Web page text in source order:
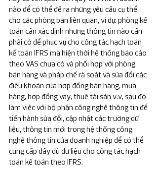
nào để có thể đề ra những yêu cầu cụ thể
cho các phòng ban liên quan, ví dụ: phòng kế
toán cần xác định những thông tin nào cần
phải có để phục vụ cho công tác hạch toán
kế toán IFRS mà hiện thời hệ thống báo cáo
theo VAS chưa có và phối hợp với phòng
bán hàng và pháp chế rà soát và sửa đổi các
điều khoản của hợp đồng bán hàng, mua
hàng, hợp đồng vay, thuê tài sản v.v, sau đó
làm việc với bộ phận công nghệ thông tin để
tiến hành sửa đổi, cập nhật các trường dữ
liệu, thông tin mới trong hệ thống công
nghệ thông tin của doanh nghiệp để có thể
cung cấp đầy đủ dữ liệu cho công tác hạch
toán kế toán theo IFRS.